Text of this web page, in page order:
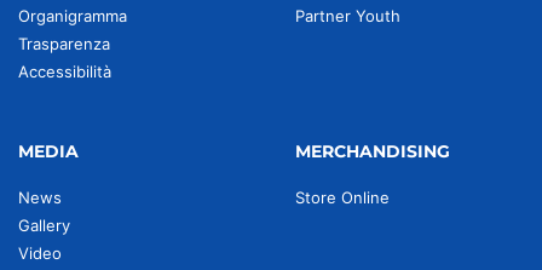
Organigramma
Trasparenza
Accessibilità
Partner Youth
MEDIA
News
Gallery
Video
MERCHANDISING
Store Online